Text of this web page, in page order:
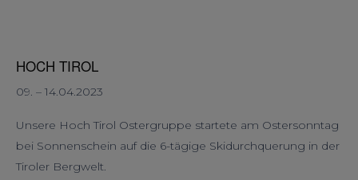
HOCH TIROL
09. – 14.04.2023
Unsere Hoch Tirol Ostergruppe startete am Ostersonntag
bei Sonnenschein auf die 6-tägige Skidurchquerung in der
Tiroler Bergwelt.